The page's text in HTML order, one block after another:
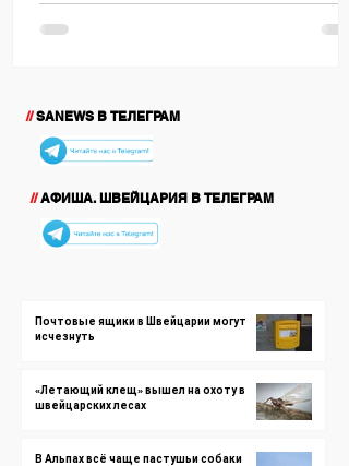
//SANEWS В ТЕЛЕГРАМ
//АФИША. ШВЕЙЦАРИЯ В ТЕЛЕГРАМ
Почтовые ящики в Швейцарии могут
исчезнуть
«Летающий клещ» вышел на охоту в
швейцарских лесах
В Альпах всё чаще пастушьи собаки